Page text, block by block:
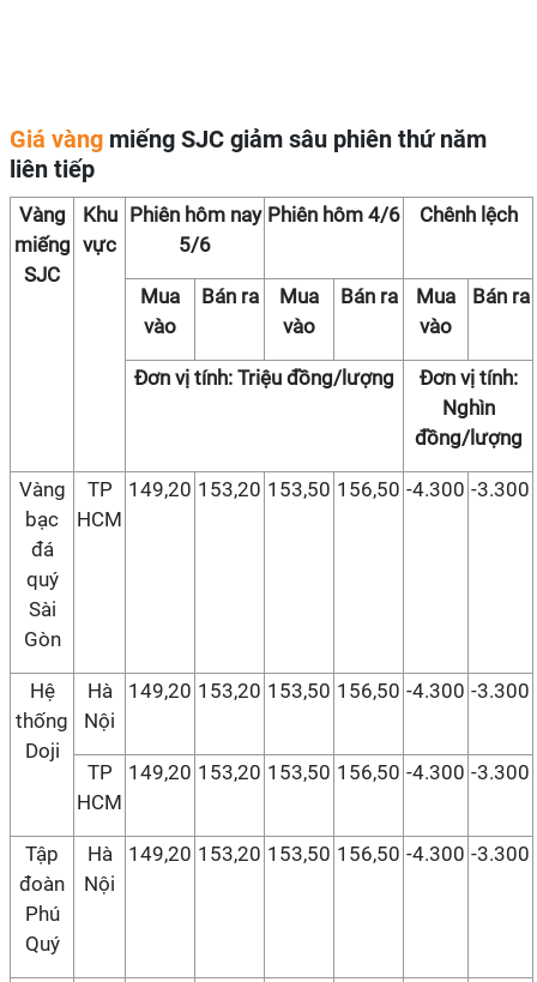
Giá vàng miếng SJC giảm sâu phiên thứ năm
liên tiếp
Vàng
miếng
SJC
Khu
vực
Phiên hôm nay
5/6
Phiên hôm 4/6 Chênh lệch
Mua
vào
Bán ra
Mua
vào
Bán ra
Mua
vào
Bán ra
Đơn vị tính: Triệu đồng/lượng
Đơn vị tính:
Nghìn
đồng/lượng
Vàng
bạc
đá
quý
Sài
Gòn
TP
HCM
149,20 153,20 153,50 156,50 -4.300 -3.300
Hệ
thống
Doji
Hà
Nội
149,20 153,20 153,50 156,50 -4.300 -3.300
TP
HCM
149,20 153,20 153,50 156,50 -4.300 -3.300
Tập
đoàn
Phú
Quý
Hà
Nội
149,20 153,20 153,50 156,50 -4.300 -3.300